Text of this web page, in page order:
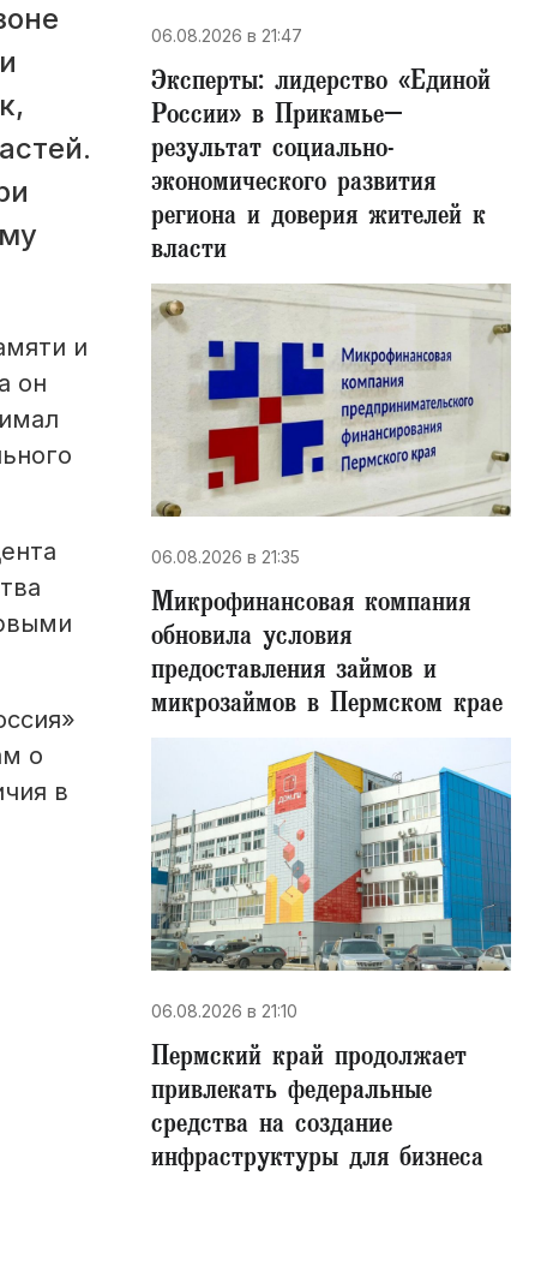
и
он
о
в
06.08.2026 в 21:47
Эксперты: лидерство «Единой
России» в Прикамье–
результат социально-
экономического развития
региона и доверия жителей к
власти
06.08.2026 в 21:35
Микрофинансовая компания
обновила условия
предоставления займов и
микрозаймов в Пермском крае
06.08.2026 в 21:10
Пермский край продолжает
привлекать федеральные
средства на создание
инфраструктуры для бизнеса